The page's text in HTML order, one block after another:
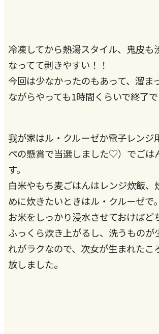
冷凍してから熱湯スタイル、鬼皮も
なってて剥きやすい！！
今回は少なかったのもあって、溜ま
ながらやっても1時間くらいで終了
我が家はル・クルーゼか電子レンジ
ぺの懸賞で当選しました♡）でごは
す。
白米やもち麦ごはんはレンジ炊飯、
めに炊きたいときはル・クルーゼで。
お米をしっかり浸水させておけばど
ふっくら炊き上がるし、洗うものが
れがラクなので、次女が生まれたこ
放しました。